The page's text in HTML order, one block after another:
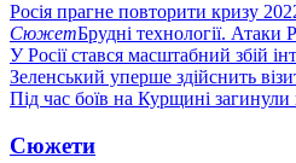
Росія прагне повторити кризу
СюжетБрудні технології.
У Росії стався масштабний збій
Зеленський уперше здійснить
Під час боїв на Курщині
Сюжети